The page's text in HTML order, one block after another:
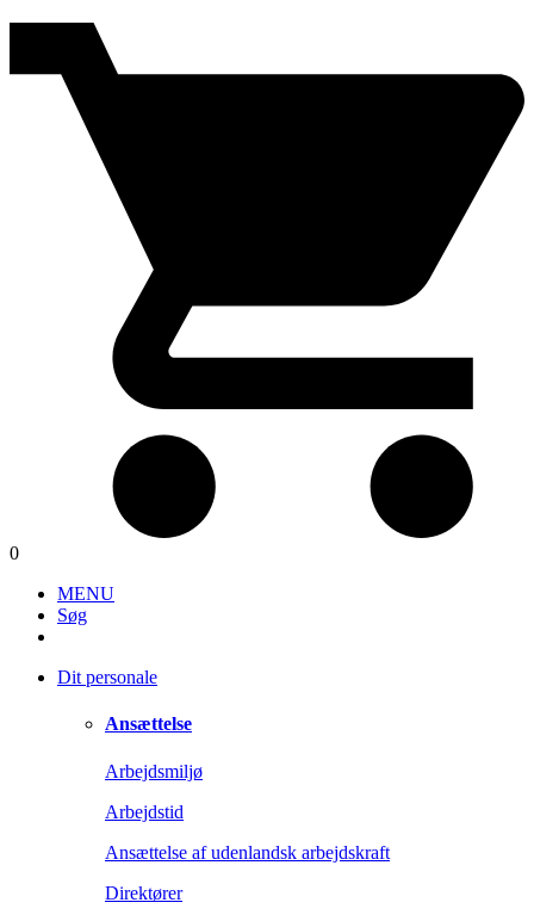
0
MENU
Søg
Dit personale
Ansættelse
Arbejdsmiljø
Arbejdstid
Ansættelse af udenlandsk arbejdskraft
Direktører